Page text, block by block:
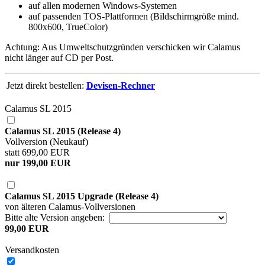
auf allen modernen Windows-Systemen
auf passenden TOS-Plattformen (Bildschirmgröße mind.
800x600, TrueColor)
Achtung: Aus Umweltschutzgründen verschicken wir Calamus
nicht länger auf CD per Post.
Jetzt direkt bestellen: Devisen-Rechner
Calamus SL 2015
Calamus SL 2015 (Release 4)
Vollversion (Neukauf)
statt 699,00 EUR
nur 199,00 EUR
Calamus SL 2015 Upgrade (Release 4)
von älteren Calamus-Vollversionen
Bitte alte Version angeben:
99,00 EUR
Versandkosten